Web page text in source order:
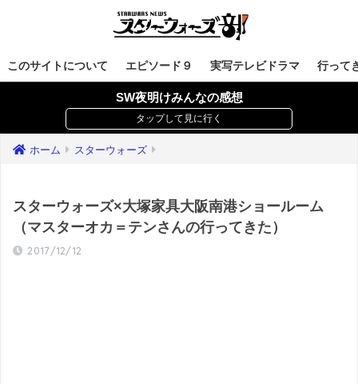
このサイトについて エピソード９ 実写テレビドラマ 行って
SW夜明けみんなの感想
ホーム スターウォーズ
スターウォーズ×大塚家具大阪南港ショールーム
（マスターオカ＝テンさんの行ってきた）
2017/12/12